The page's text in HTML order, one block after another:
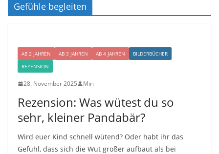
Gefühle begleiten
AB 2 JAHREN AB 3 JAHREN AB 4 JAHREN
BILDERBÜCHER
REZENSION
28. November 2025 Miri
Rezension: Was wütest du so
sehr, kleiner Pandabär?
Wird euer Kind schnell wütend? Oder habt ihr das
Gefühl, dass sich die Wut größer aufbaut als bei